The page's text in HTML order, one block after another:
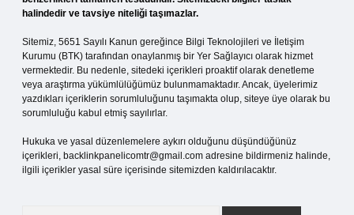
halindedir ve tavsiye niteliği taşımazlar.
Sitemiz, 5651 Sayılı Kanun gereğince Bilgi Teknolojileri ve İletişim
Kurumu (BTK) tarafından onaylanmış bir Yer Sağlayıcı olarak hizmet
vermektedir. Bu nedenle, sitedeki içerikleri proaktif olarak denetleme
veya araştırma yükümlülüğümüz bulunmamaktadır. Ancak, üyelerimiz
yazdıkları içeriklerin sorumluluğunu taşımakta olup, siteye üye olarak bu
sorumluluğu kabul etmiş sayılırlar.
Hukuka ve yasal düzenlemelere aykırı olduğunu düşündüğünüz
içerikleri, backlinkpanelicomtr@gmail.com adresine bildirmeniz halinde,
ilgili içerikler yasal süre içerisinde sitemizden kaldırılacaktır.